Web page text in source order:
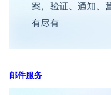
邮件服务